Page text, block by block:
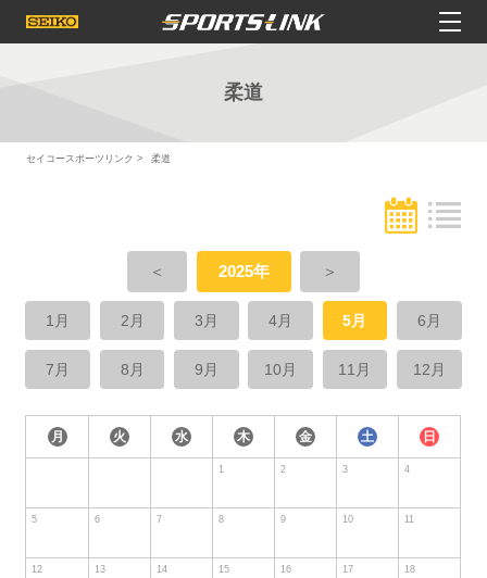
柔道
セイコースポーツリンク 柔道
＜ 2025年 ＞
1月 2月 3月 4月 5月 6月
7月 8月 9月 10月 11月 12月
月 火 水 木 金 土 日
1 2 3 4
5 6 7 8 9 10 11
12 13 14 15 16 17 18